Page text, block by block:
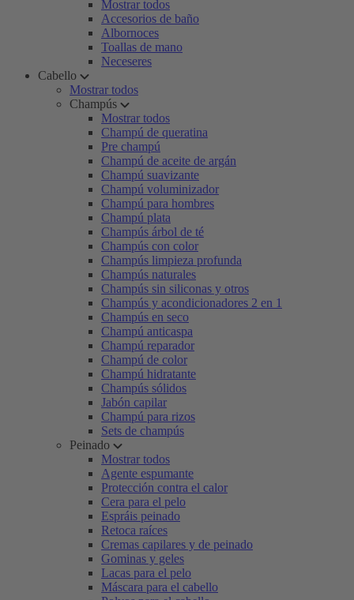
Mostrar todos
Accesorios de baño
Albornoces
Toallas de mano
Neceseres
Cabello
Mostrar todos
Champús
Mostrar todos
Champú de queratina
Pre champú
Champú de aceite de argán
Champú suavizante
Champú voluminizador
Champú para hombres
Champú plata
Champús árbol de té
Champús con color
Champús limpieza profunda
Champús naturales
Champús sin siliconas y otros
Champús y acondicionadores 2 en 1
Champús en seco
Champú anticaspa
Champú reparador
Champú de color
Champú hidratante
Champús sólidos
Jabón capilar
Champú para rizos
Sets de champús
Peinado
Mostrar todos
Agente espumante
Protección contra el calor
Cera para el pelo
Espráis peinado
Retoca raíces
Cremas capilares y de peinado
Gominas y geles
Lacas para el pelo
Máscara para el cabello